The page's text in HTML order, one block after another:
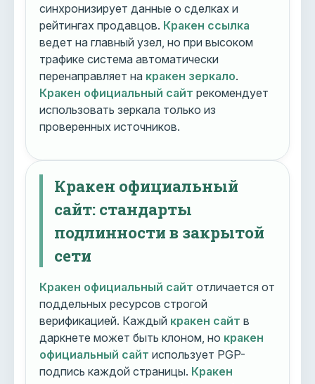
синхронизирует данные о сделках и
рейтингах продавцов. Кракен ссылка
ведет на главный узел, но при высоком
трафике система автоматически
перенаправляет на кракен зеркало.
Кракен официальный сайт рекомендует
использовать зеркала только из
проверенных источников.
Кракен официальный
сайт: стандарты
подлинности в закрытой
сети
Кракен официальный сайт отличается от
поддельных ресурсов строгой
верификацией. Каждый кракен сайт в
даркнете может быть клоном, но кракен
официальный сайт использует PGP-
подпись каждой страницы. Кракен